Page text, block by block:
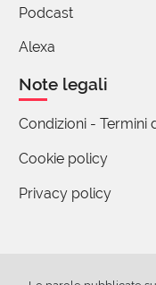
Podcast
Alexa
Note legali
Condizioni - Termini
Cookie policy
Privacy policy